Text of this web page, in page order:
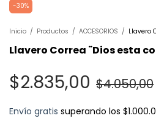
-30%
Inicio / Productos / ACCESORIOS / Llavero
Llavero Correa ¨Dios esta
$2.835,00 $4.050,00
Envío gratis superando los